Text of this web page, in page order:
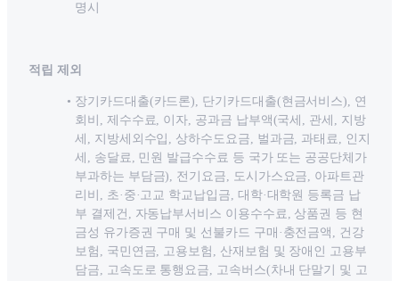
명시
적립 제외
장기카드대출(카드론), 단기카드대출(현금서비스), 연
회비, 제수수료, 이자, 공과금 납부액(국세, 관세, 지방
세, 지방세외수입, 상하수도요금, 벌과금, 과태료, 인지
세, 송달료, 민원 발급수수료 등 국가 또는 공공단체가
부과하는 부담금), 전기요금, 도시가스요금, 아파트관
리비, 초·중·고교 학교납입금, 대학·대학원 등록금 납
부 결제건, 자동납부서비스 이용수수료, 상품권 등 현
금성 유가증권 구매 및 선불카드 구매·충전금액, 건강
보험, 국민연금, 고용보험, 산재보험 및 장애인 고용부
담금, 고속도로 통행요금, 고속버스(차내 단말기 및 고